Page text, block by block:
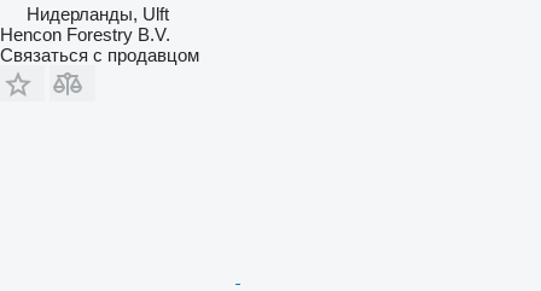
Нидерланды, Ulft
Hencon Forestry B.V.
Связаться с продавцом